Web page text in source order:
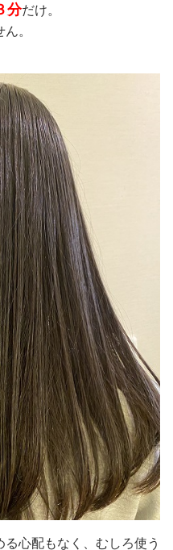
分だけ。
。
心配もなく、むしろ使う